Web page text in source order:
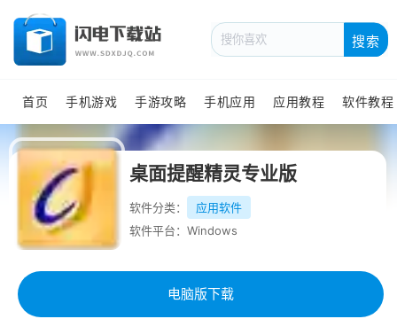
搜索
首页 手机游戏 手游攻略 手机应用 应用教程 软件教程
桌面提醒精灵专业版
软件分类：
应用软件
软件平台：Windows
电脑版下载